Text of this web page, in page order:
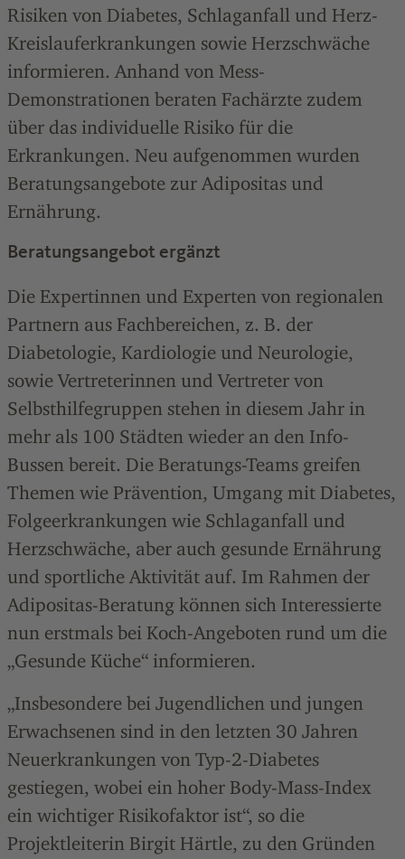
Risiken von Diabetes, Schlaganfall und Herz-
Kreislauferkrankungen sowie Herzschwäche
informieren. Anhand von Mess-
Demonstrationen beraten Fachärzte zudem
über das individuelle Risiko für die
Erkrankungen. Neu aufgenommen wurden
Beratungsangebote zur Adipositas und
Ernährung.
Beratungsangebot ergänzt
Die Expertinnen und Experten von regionalen
Partnern aus Fachbereichen, z. B. der
Diabetologie, Kardiologie und Neurologie,
sowie Vertreterinnen und Vertreter von
Selbsthilfegruppen stehen in diesem Jahr in
mehr als 100 Städten wieder an den Info-
Bussen bereit. Die Beratungs-Teams greifen
Themen wie Prävention, Umgang mit Diabetes,
Folgeerkrankungen wie Schlaganfall und
Herzschwäche, aber auch gesunde Ernährung
und sportliche Aktivität auf. Im Rahmen der
Adipositas-Beratung können sich Interessierte
nun erstmals bei Koch-Angeboten rund um die
„Gesunde Küche“ informieren.
„Insbesondere bei Jugendlichen und jungen
Erwachsenen sind in den letzten 30 Jahren
Neuerkrankungen von Typ-2-Diabetes
gestiegen, wobei ein hoher Body-Mass-Index
ein wichtiger Risikofaktor ist“, so die
Projektleiterin Birgit Härtle, zu den Gründen